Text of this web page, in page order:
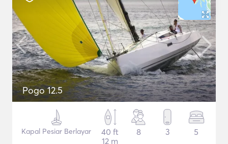
Pogo 12.5
Kapal Pesiar Berlayar
40 ft
12 m
8 3 5